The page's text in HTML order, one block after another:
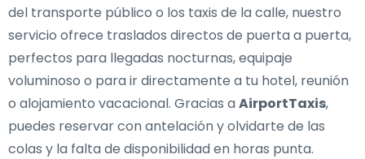
del transporte público o los taxis de la calle, nuestro
servicio ofrece traslados directos de puerta a puerta,
perfectos para llegadas nocturnas, equipaje
voluminoso o para ir directamente a tu hotel, reunión
o alojamiento vacacional. Gracias aAirportTaxis,
puedes reservar con antelación y olvidarte de las
colas y la falta de disponibilidad en horas punta.